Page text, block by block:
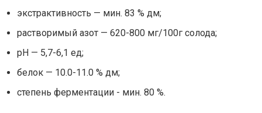
экстрактивность — мин. 83 % дм;
растворимый азот — 620-800 мг/100г солода;
pH — 5,7-6,1 ед;
белок — 10.0-11.0 % дм;
степень ферментации - мин. 80 %.